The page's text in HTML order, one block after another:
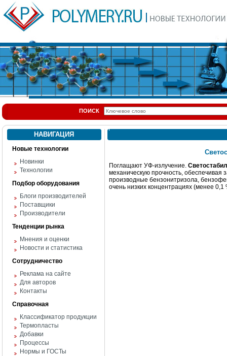
ПОИСК
НАВИГАЦИЯ
Новые технологии
Новинки
Технологии
Подбор оборудования
Блоги производителей
Поставщики
Производители
Тенденции рынка
Мнения и оценки
Новости и статистика
Сотрудничество
Реклама на сайте
Для авторов
Контакты
Справочная
Классификатор продукции
Термопласты
Добавки
Процессы
Нормы и ГОСТы
Поглащают УФ-излучение.
механическую прочность,
производные бензонитризола,
очень низких концентрациях (менее 0,1